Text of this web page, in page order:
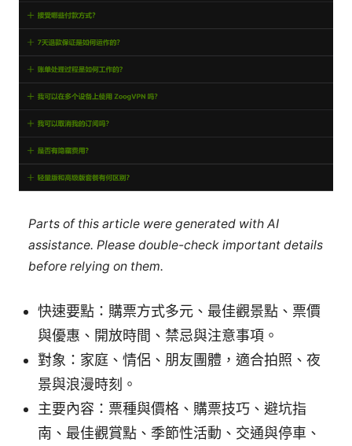
Parts of this article were generated with AI
assistance. Please double-check important details
before relying on them.
快速要點：購票方式多元、最佳觀景點、票價
與優惠、開放時間、禁忌與注意事項。
對象：家庭、情侶、朋友團體，適合拍照、夜
景與浪漫時刻。
主要內容：票種與價格、購票技巧、避坑指
南、最佳觀賞點、季節性活動、交通與停車、